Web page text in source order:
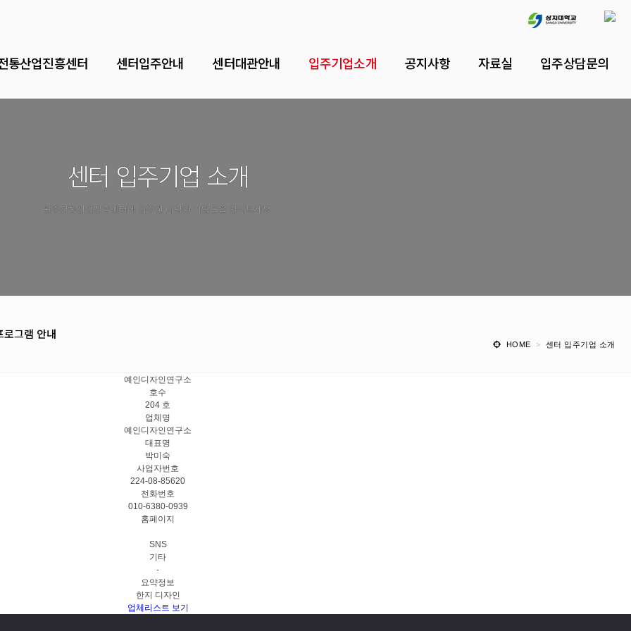
통산업진흥센터 센터입주안내 센터대관안내 입주기업소개 공지사항 자료실 입주상담문의
센터 입주기업 소개
원주전통산업진흥센터에 입주한 다양한 기업들을 만나보세요.
그램 안내
HOME > 센터 입주기업 소개
예인디자인연구소
호수
204 호
업체명
예인디자인연구소
대표명
박미숙
사업자번호
224-08-85620
전화번호
010-6380-0939
홈페이지
SNS
기타
-
요약정보
한지 디자인
업체리스트 보기